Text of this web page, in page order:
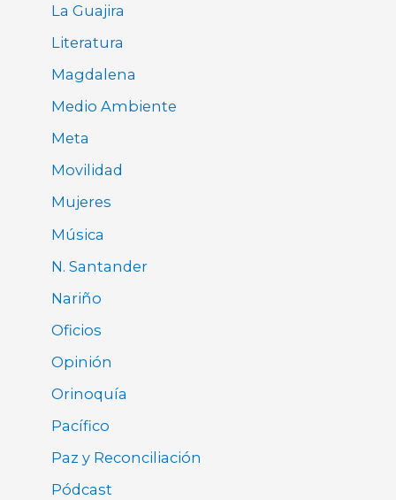
La Guajira
Literatura
Magdalena
Medio Ambiente
Meta
Movilidad
Mujeres
Música
N. Santander
Nariño
Oficios
Opinión
Orinoquía
Pacífico
Paz y Reconciliación
Pódcast